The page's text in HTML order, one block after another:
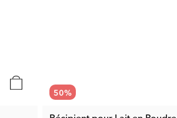
50%